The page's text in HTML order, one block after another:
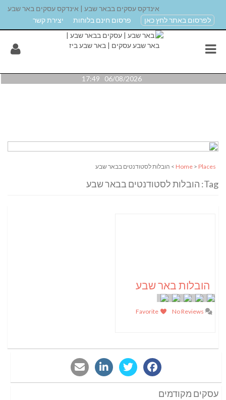
אינדקס עסקים בבאר שבע | אינדקס עסקים באר שבע
לפרסום באתר לחץ כאן
פרסום חינם בלוחות יצירת קשר
06/08/2026 17:49
Home > Places > הובלות לסטודנטים בבאר שבע
Tag: הובלות לסטודנטים בבאר שבע
הובלות באר שבע
עסקים מקודמים